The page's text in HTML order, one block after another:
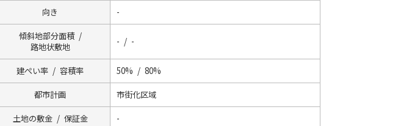
向き -
傾斜地部分面積 /
路地状敷地
- / -
建ぺい率 / 容積率 50% / 80%
都市計画 市街化区域
土地の敷金 / 保証金 -